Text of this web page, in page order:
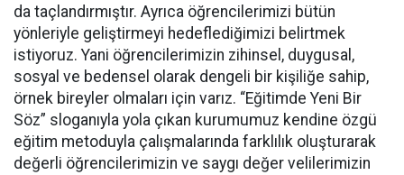
da taçlandırmıştır. Ayrıca öğrencilerimizi bütün
yönleriyle geliştirmeyi hedeflediğimizi belirtmek
istiyoruz. Yani öğrencilerimizin zihinsel, duygusal,
sosyal ve bedensel olarak dengeli bir kişiliğe sahip,
örnek bireyler olmaları için varız. “Eğitimde Yeni Bir
Söz” sloganıyla yola çıkan kurumumuz kendine özgü
eğitim metoduyla çalışmalarında farklılık oluşturarak
değerli öğrencilerimizin ve saygı değer velilerimizin